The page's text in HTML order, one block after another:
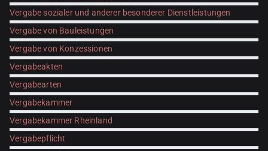
Vergabe sozialer und anderer besonderer Dienstleistungen
Vergabe von Bauleistungen
Vergabe von Konzessionen
Vergabeakten
Vergabearten
Vergabekammer
Vergabekammer Rheinland
Vergabepflicht